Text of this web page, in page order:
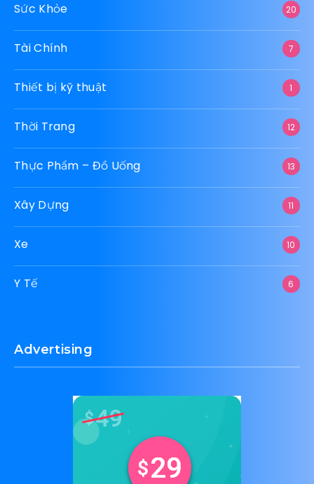
Sức Khỏe 20
Tài Chính 7
Thiết bị kỹ thuật 1
Thời Trang 12
Thực Phẩm – Đồ Uống 13
Xây Dựng 11
Xe 10
Y Tế 6
Advertising